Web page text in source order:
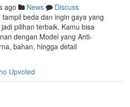
ago News
Discuss
beda dan ingin gaya yang
pilihan terbaik. Kamu bisa
dengan Model yang Anti-
bahan, hingga detail
Upvoted